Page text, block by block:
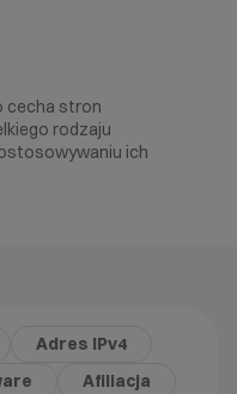
cecha stron
rodzaju
ich
Adres IPv4
Afiliacja